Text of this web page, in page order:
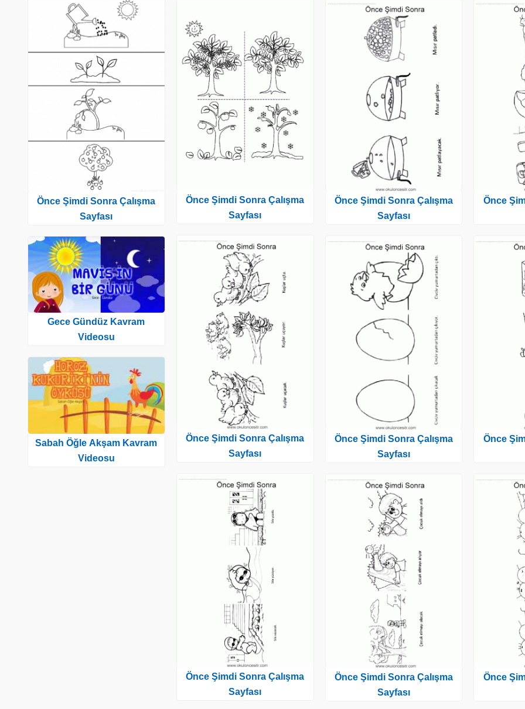
Önce Şimdi Sonra Çalışma
Sayfası
Gece Gündüz Kavram
Videosu
Sabah Öğle Akşam Kavram
Videosu
Önce Şimdi Sonra Çalışma
Sayfası
Önce Şimdi Sonra Çalışma
Sayfası
Önce Şimdi Sonra Çalışma
Sayfası
Önce Şimdi Sonra Çalışma
Sayfası
Önce Şimdi Sonra Çalışma
Sayfası
Önce Şimdi Sonra Çalışma
Sayfası
Önce
Önce
Önce